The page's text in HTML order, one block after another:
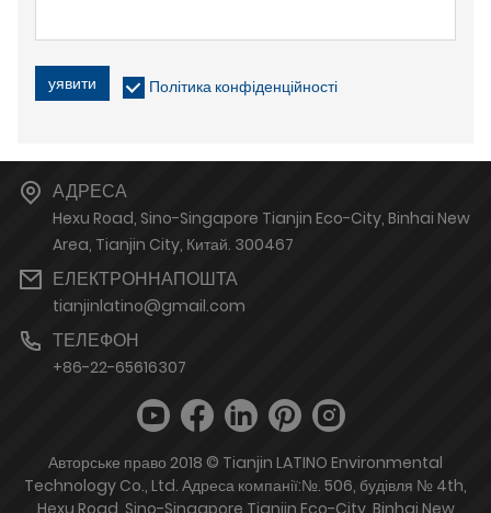
уявити Політика конфіденційності
АДРЕСА
Hexu Road, Sino-Singapore Tianjin Eco-City, Binhai New
Area, Tianjin City, Китай. 300467
ЕЛЕКТРОННАПОШТА
tianjinlatino@gmail.com
ТЕЛЕФОН
+86-22-65616307
Авторське право 2018 © Tianjin LATINO Environmental
Technology Co., Ltd. Адреса компанії:№. 506, будівля № 4th,